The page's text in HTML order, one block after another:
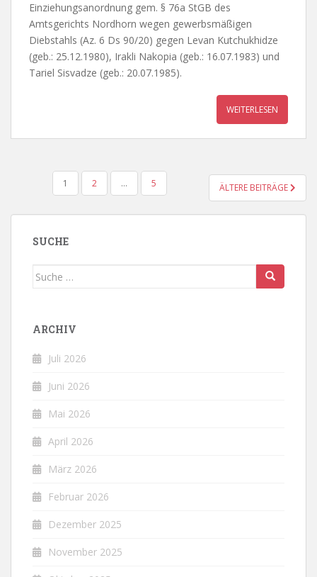
Einziehungsanordnung gem. § 76a StGB des
Amtsgerichts Nordhorn wegen gewerbsmäßigen
Diebstahls (Az. 6 Ds 90/20) gegen Levan Kutchukhidze
(geb.: 25.12.1980), Irakli Nakopia (geb.: 16.07.1983) und
Tariel Sisvadze (geb.: 20.07.1985).
WEITERLESEN
BEITRAGSNAVIGATION
1 2 … 5 ÄLTERE BEITRÄGE
SUCHE
Suche
ARCHIV
Juli 2026
Juni 2026
Mai 2026
April 2026
März 2026
Februar 2026
Dezember 2025
November 2025